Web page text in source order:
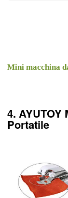
Mini macchina
4.
Portatile